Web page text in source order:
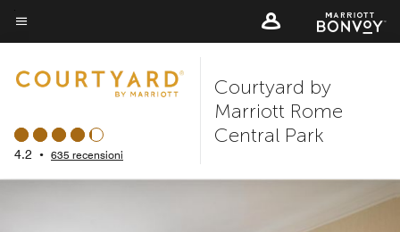
Skip
to
content
Testo del menu
4.2 • 635 recensioni
Courtyard by
Marriott Rome
Central Park